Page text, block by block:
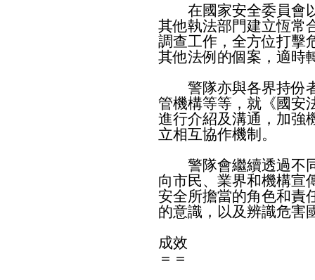
在國家安全委員會以
其他執法部門建立恆常
調查工作，全方位打擊
其他法例的個案，適時
警隊亦與各界持份者
管機構等等，就《國安
進行介紹及溝通，加強
立相互協作機制。
警隊會繼續透過不同
向市民、業界和機構宣
安全所擔當的角色和責
的意識，以及辨識危害
成效
＝＝